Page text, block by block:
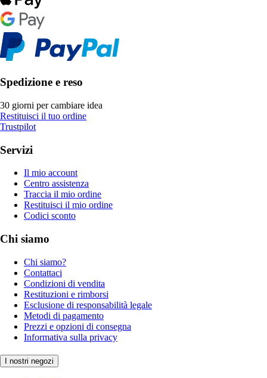
Spedizione e reso
30 giorni per cambiare idea
Restituisci il tuo ordine
Trustpilot
Servizi
Il mio account
Centro assistenza
Traccia il mio ordine
Restituisci il mio ordine
Codici sconto
Chi siamo
Chi siamo?
Contattaci
Condizioni di vendita
Restituzioni e rimborsi
Esclusione di responsabilità legale
Metodi di pagamento
Prezzi e opzioni di consegna
Informativa sulla privacy
I nostri negozi